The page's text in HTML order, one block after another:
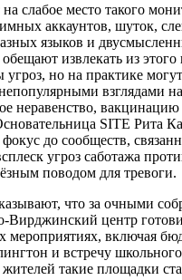
слабое место такого
аккаунтов, шуток,
языков и
извлекать из
угроз, но на практике
взглядами
неравенство,
SITE Рита
до сообществ,
угроз саботажа
поводом для тревоги.
что за очными
Вирджинский центр
мероприятиях, включая
и встречу школьного
такие площадки